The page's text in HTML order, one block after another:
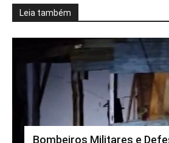
Leia também
Bombeiros Militares e